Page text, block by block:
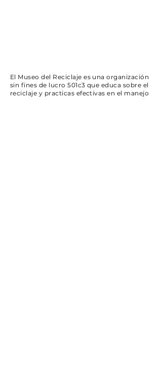
El Museo del Reciclaje es una organización
sin fines de lucro 501c3 que educa sobre el
reciclaje y practicas efectivas en el manejo